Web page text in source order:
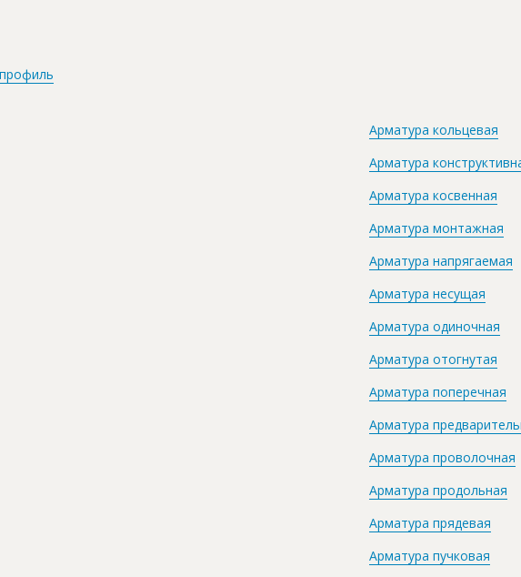
Арматура кольцевая
Арматура
Арматура косвенная
Арматура монтажная
Арматура напрягаемая
Арматура несущая
Арматура одиночная
Арматура отогнутая
Арматура поперечная
Арматура
Арматура проволочная
Арматура продольная
Арматура прядевая
Арматура пучковая